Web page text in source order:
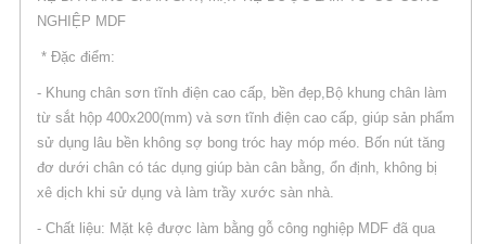
NGHIỆP MDF
* Đặc điểm:
- Khung chân sơn tĩnh điện cao cấp, bền đẹp,Bộ khung chân làm
từ sắt hộp 400x200(mm) và sơn tĩnh điện cao cấp, giúp sản phẩm
sử dụng lâu bền không sợ bong tróc hay móp méo. Bốn nút tăng
đơ dưới chân có tác dụng giúp bàn cân bằng, ổn định, không bị
xê dịch khi sử dụng và làm trầy xước sàn nhà.
- Chất liệu: Mặt kệ được làm bằng gỗ công nghiệp MDF đã qua